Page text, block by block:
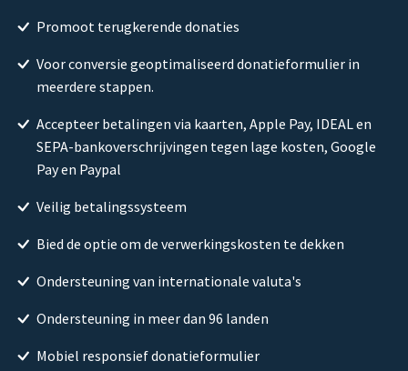
Promoot terugkerende donaties
Voor conversie geoptimaliseerd donatieformulier in
meerdere stappen.
Accepteer betalingen via kaarten, Apple Pay, IDEAL en
SEPA-bankoverschrijvingen tegen lage kosten, Google
Pay en Paypal
Veilig betalingssysteem
Bied de optie om de verwerkingskosten te dekken
Ondersteuning van internationale valuta's
Ondersteuning in meer dan 96 landen
Mobiel responsief donatieformulier